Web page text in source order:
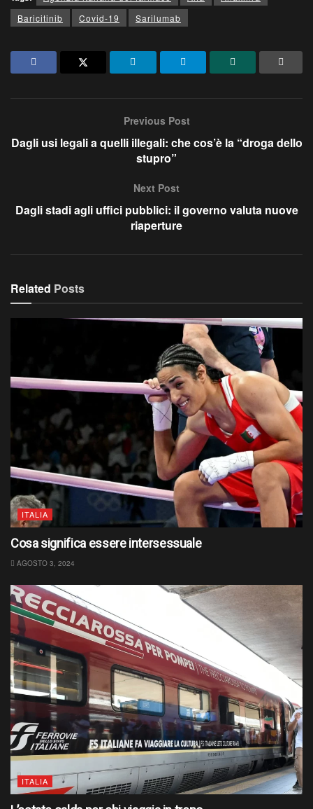
Baricitinib
Covid-19 Sarilumab
Previous Post
Dagli usi legali a quelli illegali: che cos’è la “droga dello
stupro”
Next Post
Dagli stadi agli uffici pubblici: il governo valuta nuove
riaperture
Related Posts
ITALIA
Cosa significa essere intersessuale
AGOSTO 3, 2024
ITALIA